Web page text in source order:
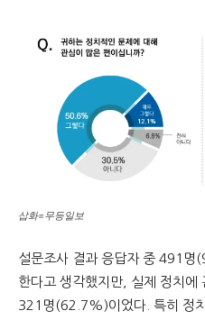
삽화=무등일보
설문조사 결과 응답자 중 491
한다고 생각했지만, 실제 정치에
321명(62.7%)이었다. 특히 정